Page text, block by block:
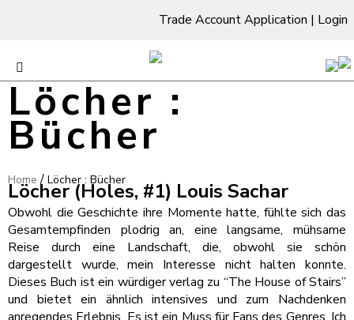
Trade Account Application | Login
Löcher :
Bücher
Home / Löcher : Bücher
Löcher (Holes, #1) Louis Sachar
Obwohl die Geschichte ihre Momente hatte, fühlte sich das
Gesamtempfinden plodrig an, eine langsame, mühsame
Reise durch eine Landschaft, die, obwohl sie schön
dargestellt wurde, mein Interesse nicht halten konnte.
Dieses Buch ist ein würdiger verlag zu “The House of Stairs”
und bietet ein ähnlich intensives und zum Nachdenken